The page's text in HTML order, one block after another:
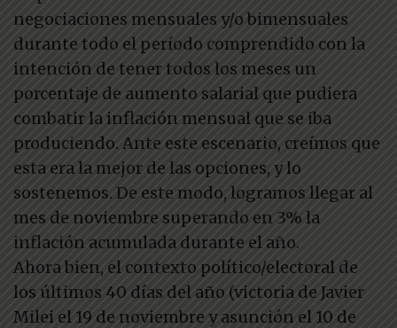
negociaciones mensuales y/o bimensuales
durante todo el período comprendido con la
intención de tener todos los meses un
porcentaje de aumento salarial que pudiera
combatir la inflación mensual que se iba
produciendo. Ante este escenario, creímos que
esta era la mejor de las opciones, y lo
sostenemos. De este modo, logramos llegar al
mes de noviembre superando en 3% la
inflación acumulada durante el año.
Ahora bien, el contexto político/electoral de
los últimos 40 días del año (victoria de Javier
Milei el 19 de noviembre y asunción el 10 de